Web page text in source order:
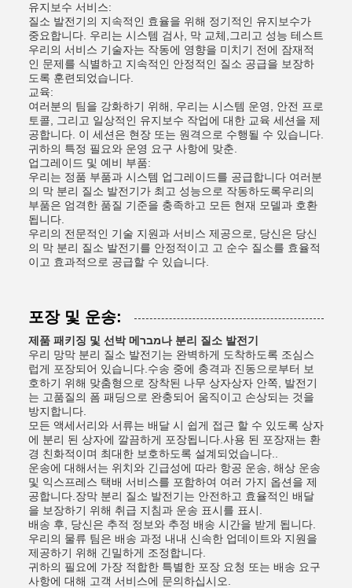
유지보수 서비스:
질소 발전기의 지속적인 효율을 위해 정기적인 유지보수가
중요합니다. 우리는 시스템 검사, 막 교체,그리고 성능 테스트
우리의 서비스 기술자는 작동에 영향을 미치기 전에 잠재적
인 문제를 식별하고 지속적인 안정적인 질소 공급을 보장하
도록 훈련되었습니다.
교육:
여러분의 팀을 강화하기 위해, 우리는 시스템 운영, 안전 프로
토콜, 그리고 일상적인 유지보수 작업에 대한 교육 세션을 제
공합니다. 이 세션은 현장 또는 원격으로 수행될 수 있습니다.
귀하의 특정 필요와 운영 요구 사항에 맞춘.
업그레이드 및 예비 부품:
우리는 정품 부품과 시스템 업그레이드를 공급합니다 여러분
의 막 분리 질소 발전기가 최고 성능으로 작동하도록우리의
부품은 엄격한 품질 기준을 충족하고 모든 현재 모델과 호환
됩니다.
우리의 전문적인 기술 지원과 서비스 제공으로, 당신은 당신
의 막 분리 질소 발전기를 안정적이고 고 순수 질소를 효율적
이고 효과적으로 공급할 수 있습니다.
포장 및 운송:
제품 패키징 및 선박 메מבר나 분리 질소 발전기
우리 망막 분리 질소 발전기는 완벽하게 도착하도록 조심스
럽게 포장되어 있습니다.수송 중에 충격과 진동으로부터 보
호하기 위해 맞춤형으로 장착된 나무 상자상자 안쪽, 발전기
는 고품질의 폼 패딩으로 완충되어 움직이고 손상되는 것을
방지합니다.
모든 액세서리와 서류는 배달 시 쉽게 접근 할 수 있도록 상자
에 분리 된 상자에 깔끔하게 포장됩니다.사용 된 포장재는 환
경 친화적이며 최대한 보호하도록 설계되었습니다..
운송에 대해서는 위치와 긴급성에 따라 항공 운송, 해상 운송
및 익스프레스 택배 서비스를 포함하여 여러 가지 옵션을 제
공합니다.장막 분리 질소 발전기는 안전하고 효율적인 배달
을 보장하기 위해 취급 지침과 운송 표시를 표시.
배송 후, 당신은 추적 정보와 추정 배송 시간을 받게 됩니다.
우리의 물류 팀은 배송 과정 내내 신속한 업데이트와 지원을
제공하기 위해 긴밀하게 조정합니다.
귀하의 필요에 가장 적합한 특별한 포장 요청 또는 배송 요구
사항에 대해 고객 서비스에 문의하십시오.